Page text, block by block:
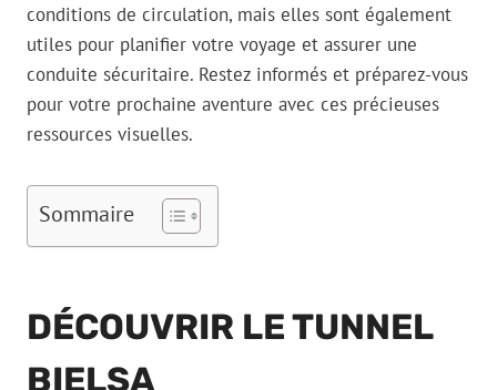
conditions de circulation, mais elles sont également
utiles pour planifier votre voyage et assurer une
conduite sécuritaire. Restez informés et préparez-vous
pour votre prochaine aventure avec ces précieuses
ressources visuelles.
Sommaire
DÉCOUVRIR LE TUNNEL
BIELSA